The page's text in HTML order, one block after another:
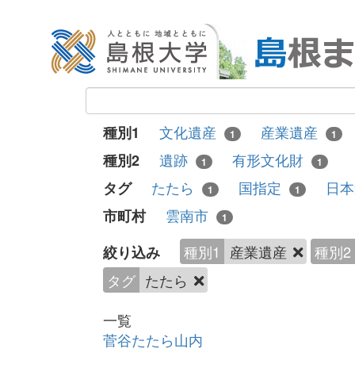
種別1 文化遺産 1 産業遺産 1
種別2 遺跡 1 有形文化財 1
タグ たたら 1 国指定 1
日
市町村
雲南市 1
絞り込み 種別1 産業遺産
種別2
タグ たたら
一覧
菅谷たたら山内